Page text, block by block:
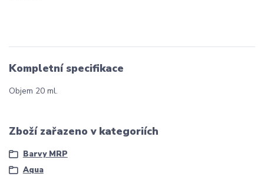
Kompletní specifikace
Objem 20 ml.
Zboží zařazeno v kategoriích
Barvy MRP
Aqua